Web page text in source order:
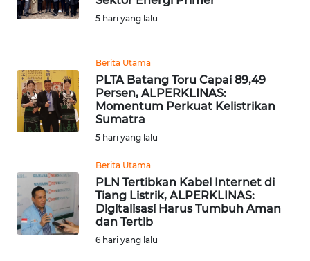
5 hari yang lalu
Berita Utama
PLTA Batang Toru Capai 89,49
Persen, ALPERKLINAS:
Momentum Perkuat Kelistrikan
Sumatra
5 hari yang lalu
Berita Utama
PLN Tertibkan Kabel Internet di
Tiang Listrik, ALPERKLINAS:
Digitalisasi Harus Tumbuh Aman
dan Tertib
6 hari yang lalu
WN
BALI
KALBAR
WN
KALTENG
KALTARA
WN
KALSEL